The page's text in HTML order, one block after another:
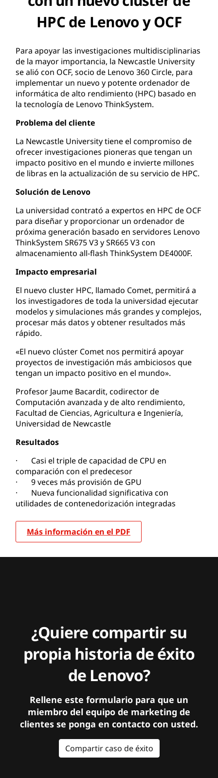
HPC de Lenovo y OCF
Para apoyar las investigaciones multidisciplinarias
de la mayor importancia, la Newcastle University
se alió con OCF, socio de Lenovo 360 Circle, para
implementar un nuevo y potente ordenador de
informática de alto rendimiento (HPC) basado en
la tecnología de Lenovo ThinkSystem.
Problema del cliente
La Newcastle University tiene el compromiso de
ofrecer investigaciones pioneras que tengan un
impacto positivo en el mundo e invierte millones
de libras en la actualización de su servicio de HPC.
Solución de Lenovo
La universidad contrató a expertos en HPC de OCF
para diseñar y proporcionar un ordenador de
próxima generación basado en servidores Lenovo
ThinkSystem SR675 V3 y SR665 V3 con
almacenamiento all-flash ThinkSystem DE4000F.
Impacto empresarial
El nuevo cluster HPC, llamado Comet, permitirá a
los investigadores de toda la universidad ejecutar
modelos y simulaciones más grandes y complejos,
procesar más datos y obtener resultados más
rápido.
«El nuevo clúster Comet nos permitirá apoyar
proyectos de investigación más ambiciosos que
tengan un impacto positivo en el mundo».
Profesor Jaume Bacardit, codirector de
Computación avanzada y de alto rendimiento,
Facultad de Ciencias, Agricultura e Ingeniería,
Universidad de Newcastle
Resultados
· Casi el triple de capacidad de CPU en
comparación con el predecesor
· 9 veces más provisión de GPU
· Nueva funcionalidad significativa con
utilidades de contenedorización integradas
Más información en el PDF
¿Quiere compartir su
propia historia de éxito
de Lenovo?
Rellene este formulario para que un
miembro del equipo de marketing de
clientes se ponga en contacto con usted.
Compartir caso de éxito